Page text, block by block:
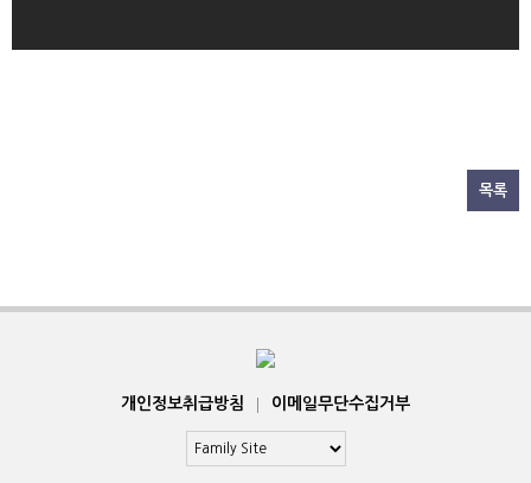
목록
개인정보취급방침 이메일무단수집거부